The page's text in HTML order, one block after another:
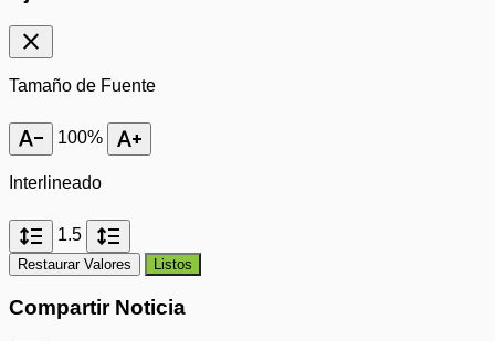
close
Tamaño de Fuente
text_decrease 100% text_increase
Interlineado
format_line_spacing 1.5 format_line_spacing
Restaurar Valores Listos
Compartir Noticia